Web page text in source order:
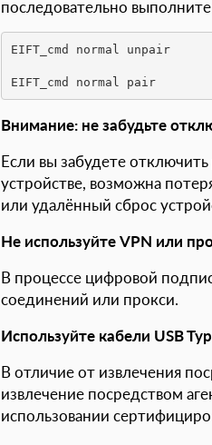
последовательно
EIFT_cmd normal unpair
EIFT_cmd normal pair
Внимание: не забудьте
Если вы забудете
устройстве, возможна
или удалённый сброс
Не используйте VPN или
В процессе цифровой
соединений или прокси.
Используйте кабели USB
В отличие от извлечения
извлечение посредством
использовании